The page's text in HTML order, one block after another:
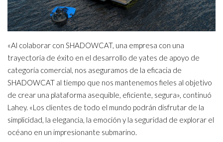
«Al colaborar con SHADOWCAT, una empresa con una
trayectoria de éxito en el desarrollo de yates de apoyo de
categoría comercial, nos aseguramos de la eficacia de
SHADOWCAT al tiempo que nos mantenemos fieles al objetivo
de crear una plataforma asequible, eficiente, segura», continuó
Lahey. «Los clientes de todo el mundo podrán disfrutar de la
simplicidad, la elegancia, la emoción y la seguridad de explorar el
océano en un impresionante submarino.